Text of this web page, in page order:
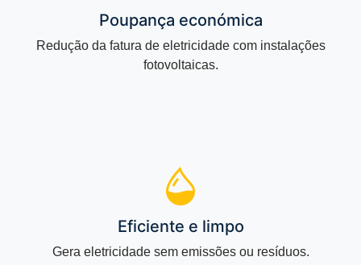
Poupança económica
Redução da fatura de eletricidade com instalações
fotovoltaicas.
Eficiente e limpo
Gera eletricidade sem emissões ou resíduos.